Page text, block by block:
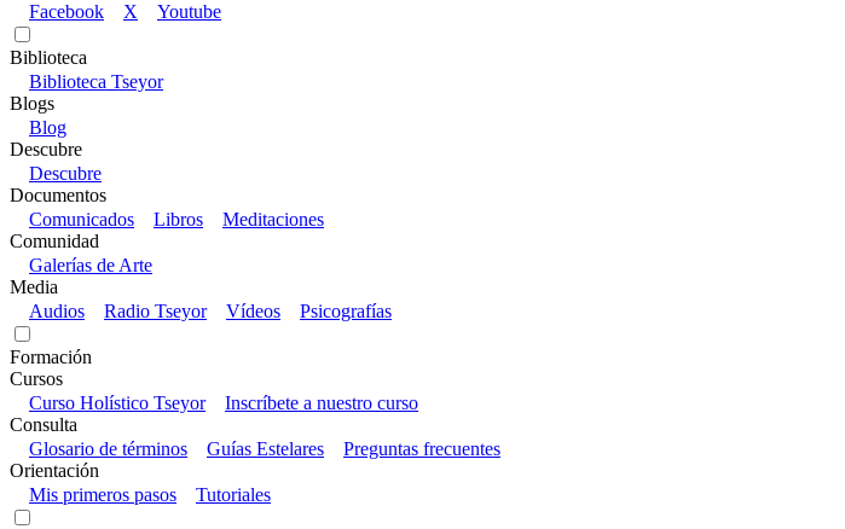
Facebook
X Youtube
Biblioteca
Biblioteca Tseyor
Blogs
Blog
Descubre
Descubre
Documentos
Comunicados
Libros
Meditaciones
Comunidad
Galerías de Arte
Media
Audios
Radio Tseyor Vídeos Psicografías
Formación
Cursos
Curso Holístico Tseyor
Inscríbete a nuestro curso
Consulta
Glosario de términos
Guías Estelares
Preguntas frecuentes
Orientación
Mis primeros pasos
Tutoriales